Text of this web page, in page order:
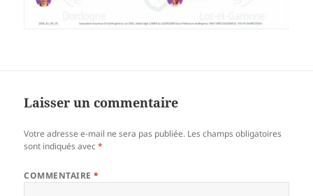
Laisser un commentaire
Votre adresse e-mail ne sera pas publiée. Les champs obligatoires
sont indiqués avec*
COMMENTAIRE*